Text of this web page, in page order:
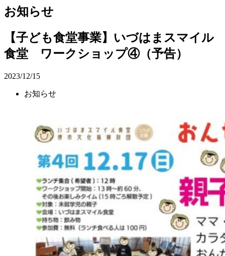
お知らせ
【子ども食堂事業】いづはまスマイル
食堂 ワークショップ④（予告）
2023/12/15
お知らせ